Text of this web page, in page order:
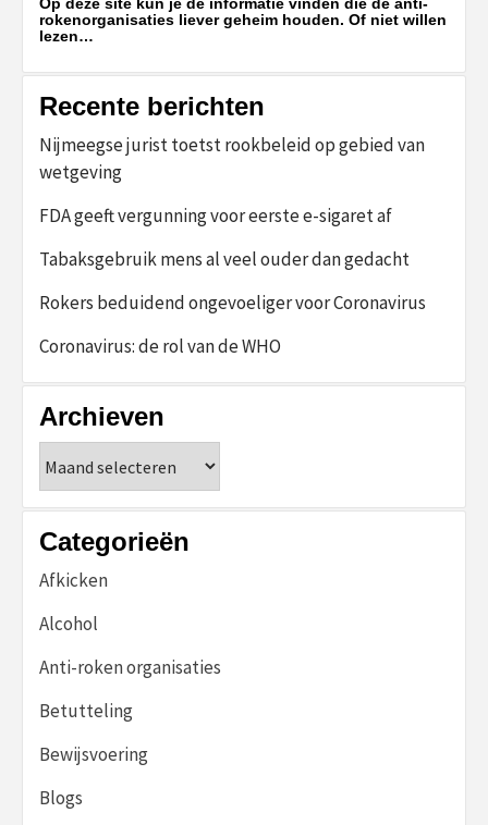
Op deze site kun je de informatie vinden die de anti-
rokenorganisaties liever geheim houden. Of niet willen
lezen…
Recente berichten
Nijmeegse jurist toetst rookbeleid op gebied van
wetgeving
FDA geeft vergunning voor eerste e-sigaret af
Tabaksgebruik mens al veel ouder dan gedacht
Rokers beduidend ongevoeliger voor Coronavirus
Coronavirus: de rol van de WHO
Archieven
Categorieën
Afkicken
Alcohol
Anti-roken organisaties
Betutteling
Bewijsvoering
Blogs